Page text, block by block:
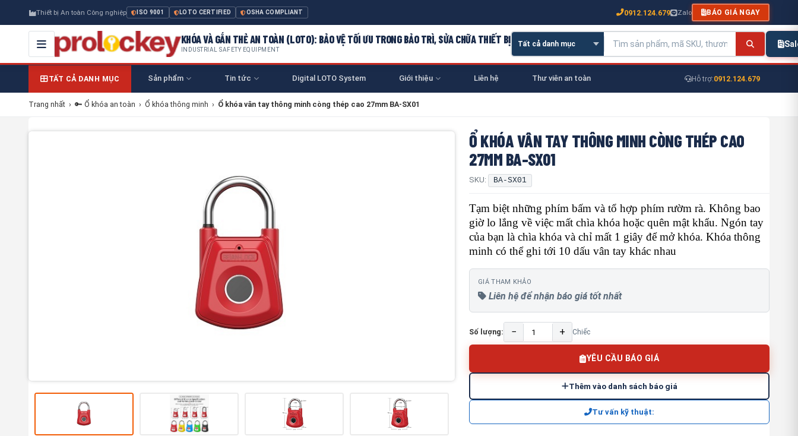
Thiết bị An toàn Công nghiệp ISO 9001 LOTO CERTIFIED OSHA COMPLIANT 0912.124.679 Zalo BÁO GIÁ NGAY
KHÓA VÀ GẮN THẺ AN TOÀN (LOTO): BẢO VỆ TỐI ƯU TRONG BẢO TRÌ, SỬA CHỮA THIẾT BỊ
INDUSTRIAL SAFETY EQUIPMENT
TẤT CẢ DANH MỤC Sản phẩm Tin tức Digital LOTO System Giới thiệu Liên hệ Thư viên an toàn Hỗ trợ:0912.124.679
Trang nhất › 🔑 Ổ khóa an toàn › Ổ khóa thông minh › Ổ khóa vân tay thông minh còng thép cao 27mm BA-SX01
Ổ KHÓA VÂN TAY THÔNG MINH CÒNG THÉP CAO
27MM BA-SX01
SKU: BA-SX01
Tạm biệt những phím bấm và tổ hợp phím rườm rà. Không bao
giờ lo lắng về việc mất chìa khóa hoặc quên mật khẩu. Ngón tay
của bạn là chìa khóa và chỉ mất 1 giây để mở khóa. Khóa thông
minh có thể ghi tới 10 dấu vân tay khác nhau
GIÁ THAM KHẢO
Liên hệ để nhận báo giá tốt nhất
Số lượng: − + Chiếc
YÊU CẦU BÁO GIÁ
Thêm vào danh sách báo giá
Tư vấn kỹ thuật: